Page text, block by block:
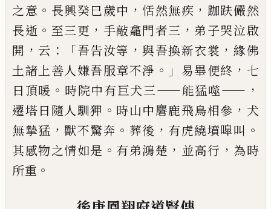
之意 。 長興癸巳歲中 ， 恬然無疾 ， 跏趺儼然
長逝 。 至三更 ， 手敲龕門者三 ， 弟子哭泣啟
開 ， 云 ：「吾告汝等 ，與吾換新衣裳 ， 緣佛
土諸上善人嫌吾服章不淨 。」 易畢便終 ， 七
日頂暖 。 時院中有巨犬三——能猛噬——，
遷塔日隨人馴狎 。 時山中麏鹿飛鳥相參 ， 犬
無摯猛 ，獸不驚奔 。 葬後 ， 有虎繞墳嘷叫 。
其感物之情如是 。 有弟鴻楚 ， 並高行 ， 為時
所重 。